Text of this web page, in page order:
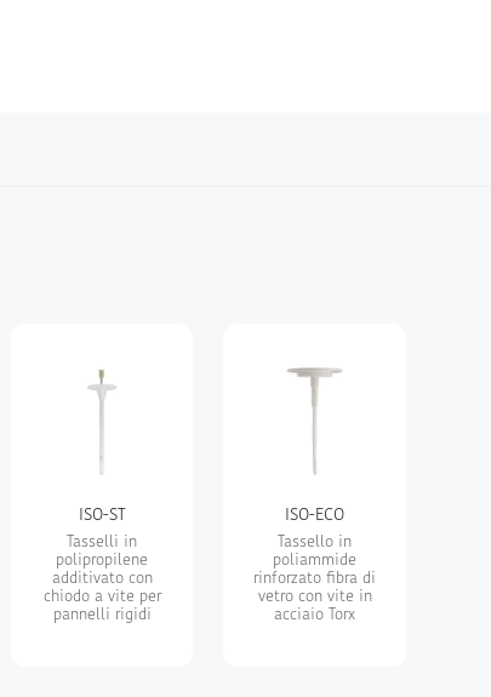
ISO-ST
Tasselli in
polipropilene
additivato con
chiodo a vite per
pannelli rigidi
ISO-ECO
Tassello in
poliammide
rinforzato fibra di
vetro con vite in
acciaio Torx